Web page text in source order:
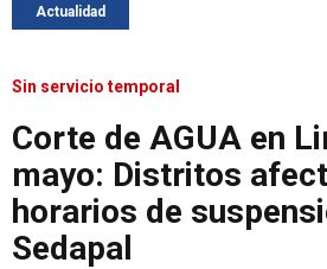
Actualidad
Sin servicio temporal
Corte de AGUA en
mayo: Distritos
horarios de
Sedapal